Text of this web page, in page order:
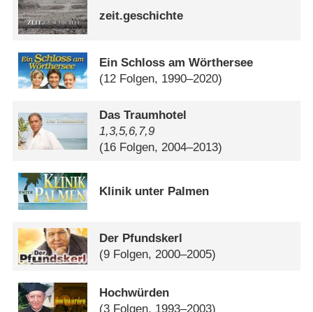
zeit.geschichte
Ein Schloss am Wörthersee
(12 Folgen, 1990–2020)
Das Traumhotel
1,3,5,6,7,9
(16 Folgen, 2004–2013)
Klinik unter Palmen
Der Pfundskerl
(9 Folgen, 2000–2005)
Hochwürden
(3 Folgen, 1993–2003)